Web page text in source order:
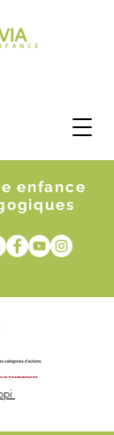
enfance